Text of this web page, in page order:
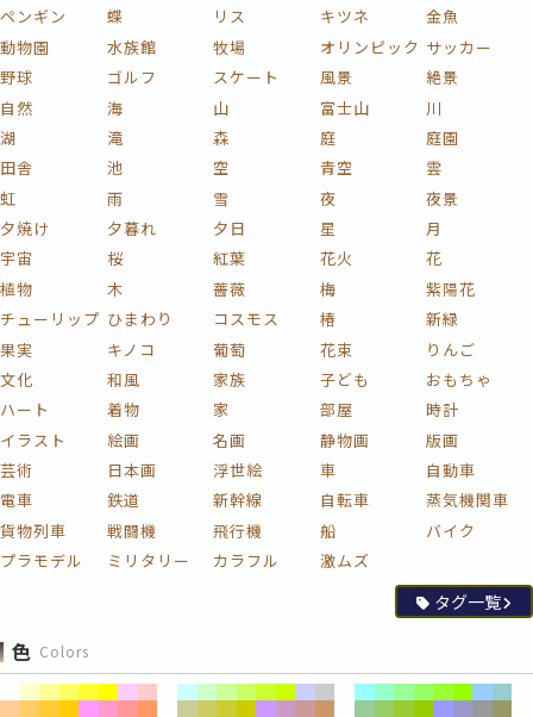
ペンギン
蝶 リス キツネ
金魚
動物園
水族館 牧場 オリンピック サッカー
野球
ゴルフ スケート 風景
絶景
自然
海 山 富士山
川
湖
滝 森 庭
庭園
田舎
池 空 青空
雲
虹
雨 雪 夜
夜景
夕焼け
夕暮れ 夕日 星
月
宇宙
桜 紅葉 花火
花
植物
木 薔薇 梅
紫陽花
チューリップ ひまわり コスモス 椿
新緑
果実
キノコ 葡萄 花束
りんご
文化
和風 家族 子ども
おもちゃ
ハート
着物 家 部屋
時計
イラスト
絵画 名画 静物画
版画
芸術
日本画 浮世絵 車
自動車
電車
鉄道 新幹線 自転車
蒸気機関車
貨物列車
戦闘機 飛行機 船
バイク
プラモデル
ミリタリー カラフル 激ムズ
タグ一覧
色 Colors